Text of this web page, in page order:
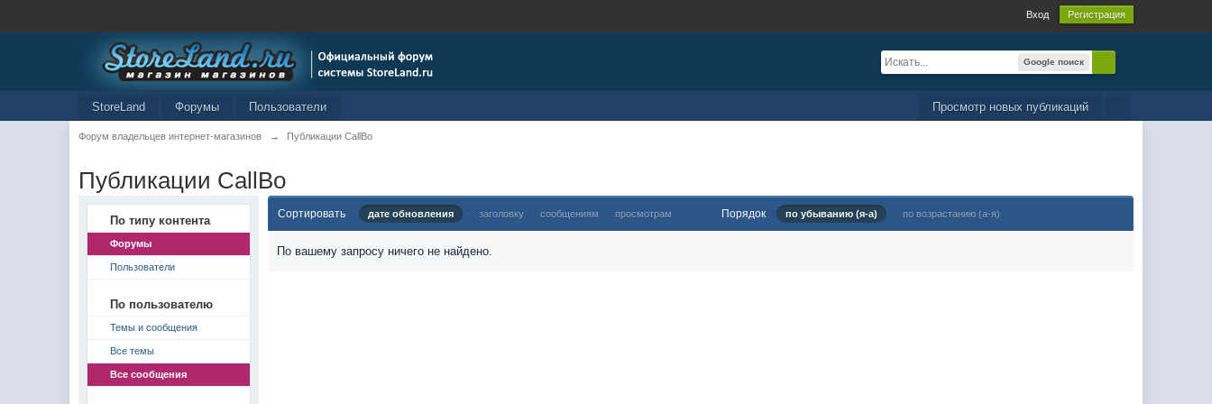
Вход Регистрация
Google поиск
Просмотр новых публикаций
StoreLand Форумы Пользователи
Форум владельцев интернет-магазинов → Публикации CallBo
Публикации CallBo
По типу контента
Форумы
Пользователи
По пользователю
Темы и сообщения
Все темы
Все сообщения
Сортировать дате обновления заголовку сообщениям просмотрам Порядок по убыванию (я-а) по возрастанию (а-я)
По вашему запросу ничего не найдено.